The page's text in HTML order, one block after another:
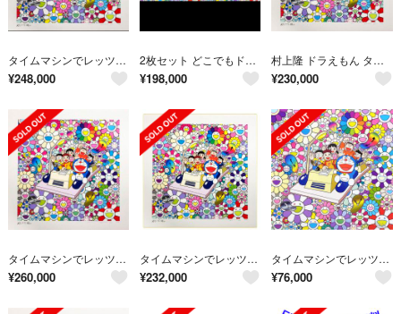
タイムマシンでレッツゴー 村上隆 ドラえもん
¥248,000
2枚セット どこでもドアで助かった タイムマシンでレッツゴー ポスター
¥198,000
村上隆 ドラえもん タイムマシンでレッツゴー（版画）
¥230,000
タイムマシンでレッツゴー（版画）村上隆
¥260,000
タイムマシンでレッツゴー（版画）村上隆 ドラえもん
¥232,000
タイムマシンでレッツゴー(ポスター作品)
¥76,000